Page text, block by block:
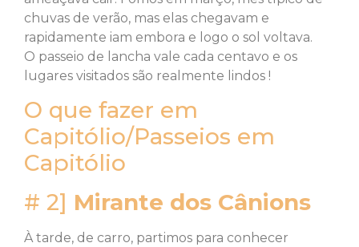
chuvas de verão, mas elas chegavam e
rapidamente iam embora e logo o sol voltava.
O passeio de lancha vale cada centavo e os
lugares visitados são realmente lindos !
O que fazer em
Capitólio/Passeios em
Capitólio
# 2] Mirante dos Cânions
À tarde, de carro, partimos para conhecer